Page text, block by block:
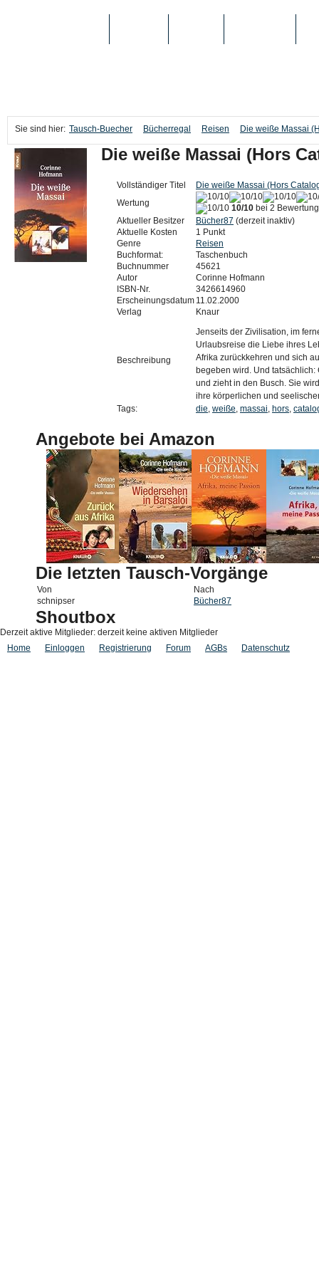
Sie sind hier: Tausch-Buecher Bücherregal Reisen Die weiße Massai
Die weiße Massai (Hors
Vollständiger Titel
Die weiße Massai (Hors
Wertung
10/10 bei 2
Aktueller Besitzer
Bücher87 (derzeit inaktiv)
Aktuelle Kosten
1 Punkt
Genre
Reisen
Buchformat:
Taschenbuch
Buchnummer
45621
Autor
Corinne Hofmann
ISBN-Nr.
3426614960
Erscheinungsdatum 11.02.2000
Verlag
Knaur
Beschreibung
Jenseits der Zivilisation, im
Urlaubsreise die Liebe ihres
Afrika zurückkehren und sich
begeben wird. Und
und zieht in den Busch. Sie
ihre körperlichen und
Tags:
die, weiße, massai, hors,
Angebote bei Amazon
Die letzten Tausch-Vorgänge
Von
Nach
schnipser
Bücher87
Shoutbox
Derzeit aktive Mitglieder: derzeit keine aktiven Mitglieder
Home
Einloggen Registrierung Forum AGBs Datenschutz